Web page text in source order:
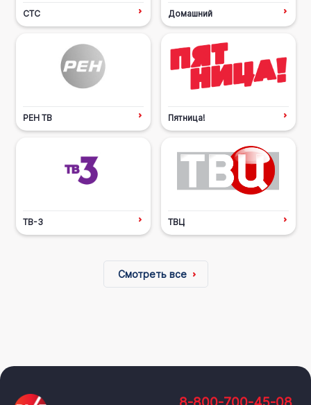
СТС Домашний
РЕН ТВ Пятница!
ТВ-3 ТВЦ
Смотреть все